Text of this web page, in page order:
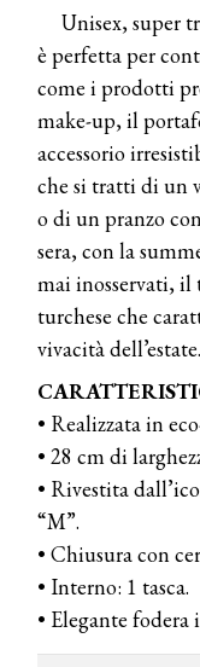
Unisex, super
è perfetta per
come i prodotti
make-up, il
accessorio
che si tratti di un
o di un pranzo
sera, con la
mai inosservati, il
turchese che
vivacità dell’estate.
• Realizzata in
• 28 cm di
• Rivestita
“M”.
• Chiusura con
• Interno: 1 tasca.
• Elegante fodera